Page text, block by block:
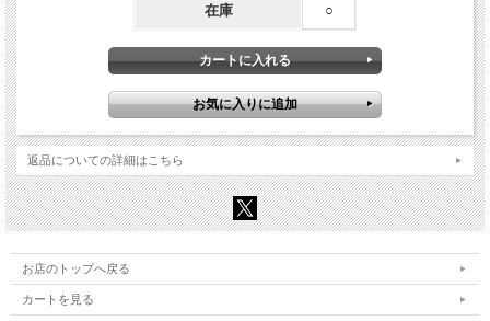
在庫 ○
返品についての詳細はこちら
お店のトップへ戻る
カートを見る